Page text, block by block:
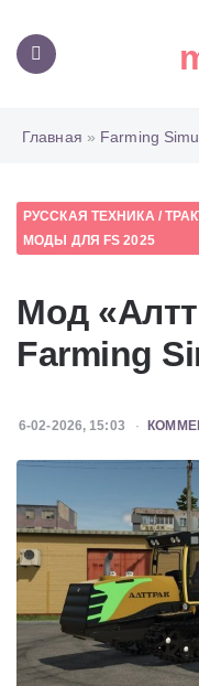
Главная » Farming
РУССКАЯ ТЕХНИКА/
МОДЫ ДЛЯ FS 2025
Мод
Farming
6-02-2026, 15:03